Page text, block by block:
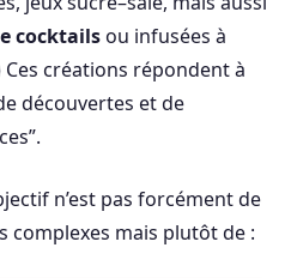
cocktailsou infusées à
Ces créations répondent à
découvertes et de
n’est pas forcément de
complexes mais plutôt de :